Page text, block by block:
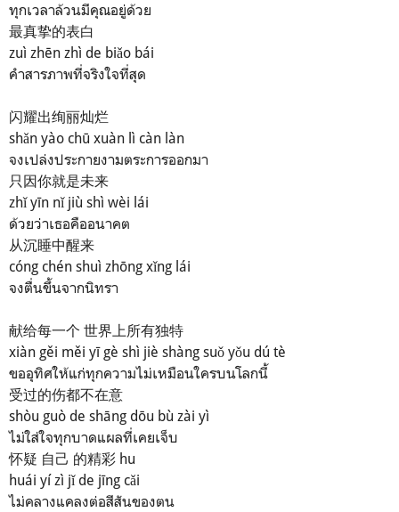
ทุกเวลาล้วนมีคุณอยู่ด้วย
最真挚的表白
zuì zhēn zhì de biǎo bái
คำสารภาพที่จริงใจที่สุด
闪耀出绚丽灿烂
shǎn yào chū xuàn lì càn làn
จงเปล่งประกายงามตระการออกมา
只因你就是未来
zhǐ yīn nǐ jiù shì wèi lái
ด้วยว่าเธอคืออนาคต
从沉睡中醒来
cóng chén shuì zhōng xǐng lái
จงตื่นขึ้นจากนิทรา
献给每一个 世界上所有独特
xiàn gěi měi yī gè shì jiè shàng suǒ yǒu dú tè
ขออุทิศให้แก่ทุกความไม่เหมือนใครบนโลกนี้
受过的伤都不在意
shòu guò de shāng dōu bù zài yì
ไม่ใส่ใจทุกบาดแผลที่เคยเจ็บ
怀疑 自己 的精彩 hu
huái yí zì jǐ de jīng cǎi
ไม่คลางแคลงต่อสีสันของตน